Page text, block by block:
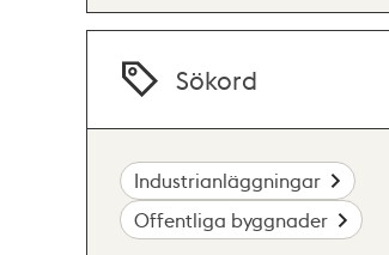
Sökord
Industrianläggningar
Offentliga byggnader